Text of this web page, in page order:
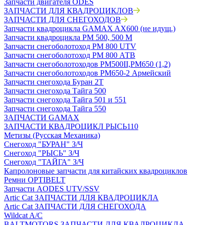
Запчасти двигателя ODES
ЗАПЧАСТИ ДЛЯ КВАДРОЦИКЛОВ
ЗАПЧАСТИ ДЛЯ СНЕГОХОДОВ
Запчасти квадроцикла GAMAX AX600 (не идущ.)
Запчасти квадроцикла РМ 500, 500 М
Запчасти снегоболотоход РМ 800 UTV
Запчасти снегоболотоход РМ 800 АТВ
Запчасти снегоболотоходов РМ500II,РМ650 (1,2)
Запчасти снегоболотоходов РМ650-2 Армейский
Запчасти снегохода Буран 2Т
Запчасти снегохода Тайга 500
Запчасти снегохода Тайга 501 и 551
Запчасти снегохода Тайга 550
ЗАПЧАСТИ GAMAX
ЗАПЧАСТИ КВАДРОЦИКЛ РЫСЬ110
Метизы (Русская Механика)
Снегоход "БУРАН" З/Ч
Снегоход "РЫСЬ" З/Ч
Снегоход "ТАЙГА" З/Ч
Капролоновые запчасти для китайских квадроциклов
Ремни OPTIBELT
Запчасти AODES UTV/SSV
Artic Cat ЗАПЧАСТИ ДЛЯ КВАДРОЦИКЛА
Artic Cat ЗАПЧАСТИ ДЛЯ СНЕГОХОДА
Wildcat A/C